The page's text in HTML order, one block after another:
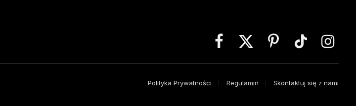
Facebook
X
PinterestTikTok
Polityka Prywatności Regulamin Skontaktuj się z nami